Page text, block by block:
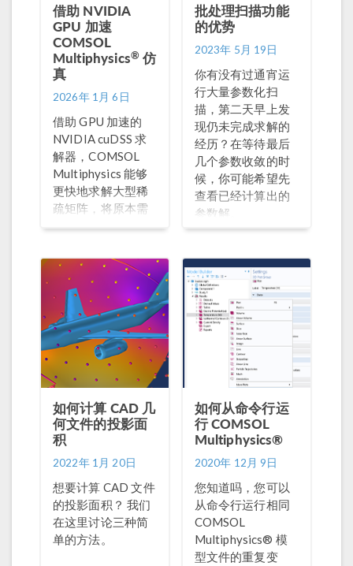
借助 NVIDIA
GPU 加速
COMSOL
Multiphysics® 仿
真
2026年 1月 6日
借助 GPU 加速的
NVIDIA cuDSS 求
解器，COMSOL
Multiphysics 能够
更快地求解大型稀
疏矩阵，将原本需
要通宵进行的计算
内即可完成。
批处理扫描功能
的优势
2023年 5月 19日
你有没有过通宵运
行大量参数化扫
描，第二天早上发
现仍未完成求解的
经历？在等待最后
几个参数收敛的时
候，你可能希望先
查看已经计算出的
参数解。
如何计算 CAD 几
何文件的投影面
积
2022年 1月 20日
想要计算 CAD 文件
的投影面积？ 我们
在这里讨论三种简
单的方法。
如何从命令行运
行 COMSOL
Multiphysics®
2020年 12月 9日
您知道吗，您可以
从命令行运行相同
COMSOL
Multiphysics® 模
型文件的重复变